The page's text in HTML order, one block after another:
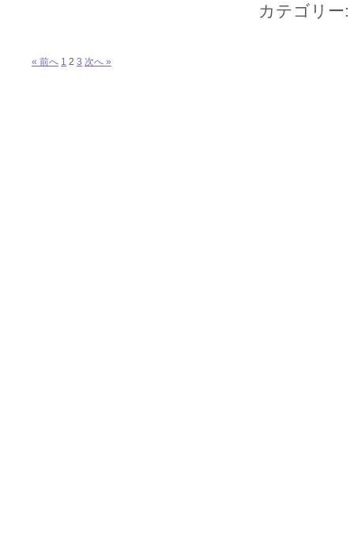
カテゴリー:
« 前へ 1 2 3 次へ »